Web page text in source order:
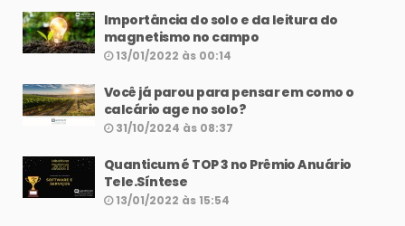
Importância do solo e da leitura do
magnetismo no campo
13/01/2022 às 00:14
Você já parou para pensar em como o
calcário age no solo?
31/10/2024 às 08:37
Quanticum é TOP 3 no Prêmio Anuário
Tele.Síntese
13/01/2022 às 15:54